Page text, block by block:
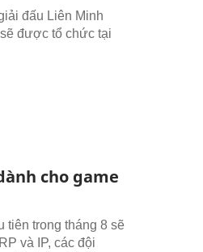
đấu Liên Minh
được tổ chức tại
cho game
tiên trong tháng 8 sẽ
và IP, các đội